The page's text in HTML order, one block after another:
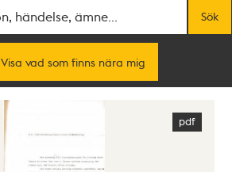
Sök
Visa vad som finns nära mig